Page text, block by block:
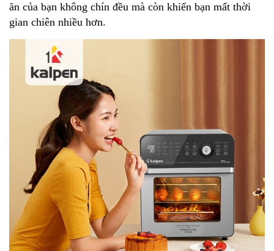
ăn của bạn không chín đều mà còn khiến bạn mất thời
gian chiên nhiều hơn.